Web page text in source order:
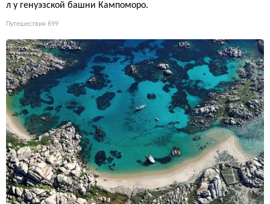
л у генуэзской башни Кампоморо.
Путешествия 699